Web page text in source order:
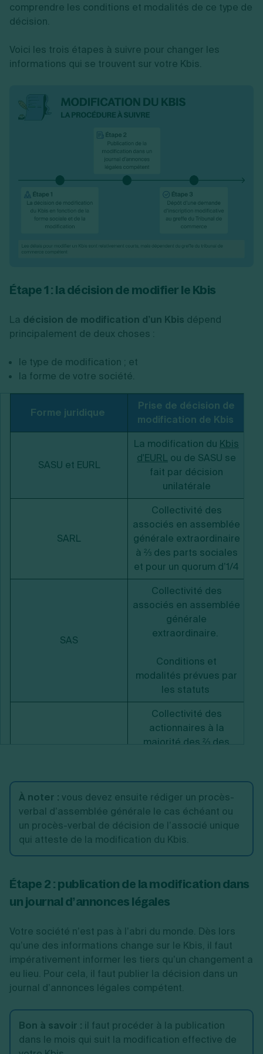
comprendre les conditions et modalités de ce type de
décision.
Voici les trois étapes à suivre pour changer les
informations qui se trouvent sur votre Kbis.
Étape 1 : la décision de modifier le Kbis
La décision de modification d’un Kbis dépend
principalement de deux choses :
le type de modification ; et
la forme de votre société.
Forme juridique
Prise de décision de
modification de Kbis
SASU et EURL
La modification du Kbis
d'EURL ou de SASU se
fait par décision
unilatérale
SARL
Collectivité des
associés en assemblée
générale extraordinaire
à ⅔ des parts sociales
et pour un quorum d’1/4
SAS
Collectivité des
associés en assemblée
générale
extraordinaire.
Conditions et
modalités prévues par
les statuts
Collectivité des
actionnaires à la
majorité des ⅔ des
prévu par la loi)
SNC
Collectivité des
associés à l’unanimité
À noter : vous devez ensuite rédiger un procès-
verbal d’assemblée générale le cas échéant ou
un procès-verbal de décision de l’associé unique
qui atteste de la modification du Kbis.
Étape 2 : publication de la modification dans
un journal d’annonces légales
Votre société n’est pas à l’abri du monde. Dès lors
qu’une des informations change sur le Kbis, il faut
impérativement informer les tiers qu’un changement a
eu lieu. Pour cela, il faut publier la décision dans un
journal d’annonces légales compétent.
Bon à savoir : il faut procéder à la publication
dans le mois qui suit la modification effective de